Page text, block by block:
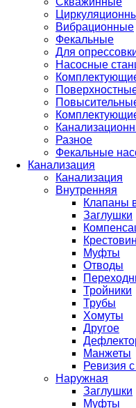
Вибрационные
Фекальные
Для
Насосные
Разное
Фекальные
Канализация
Канализация
Внутренняя
Клапаны
Заглушки
Муфты
Отводы
Тройники
Трубы
Хомуты
Другое
Манжеты
Ревизия
Наружная
Заглушки
Муфты